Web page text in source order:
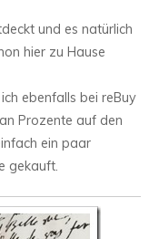
und es natürlich
hier zu Hause
ebenfalls bei reBuy
Prozente auf den
ein paar
gekauft.